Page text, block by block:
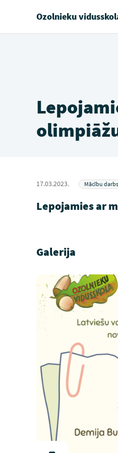
Ozolnieku
17.03.2023. Mācību darbs
Lepojamies ar
Galerija